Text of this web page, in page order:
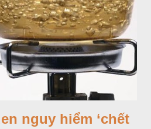
nguy hiểm ‘chết